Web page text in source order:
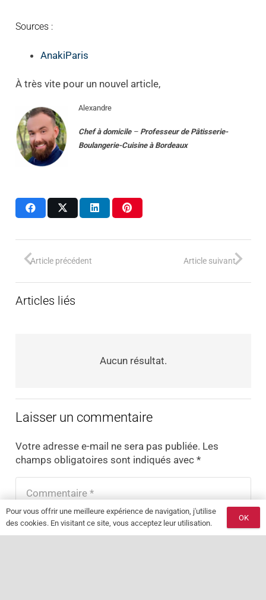
Sources :
AnakiParis
À très vite pour un nouvel article,
Alexandre
Chef à domicile– Professeur de Pâtisserie-
Boulangerie-Cuisine à Bordeaux
Article précédent Article suivant
Articles liés
Aucun résultat.
Laisser un commentaire
Votre adresse e-mail ne sera pas publiée. Les
champs obligatoires sont indiqués avec *
Pour vous offrir une meilleure expérience de navigation, j'utilise
des cookies. En visitant ce site, vous acceptez leur utilisation.
OK